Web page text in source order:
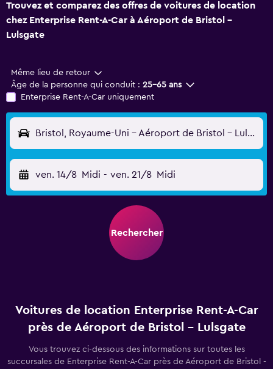
Trouvez et comparez des offres de voitures de location
chez Enterprise Rent-A-Car à Aéroport de Bristol -
Lulsgate
Même lieu de retour
Âge de la personne qui conduit : 25-65 ans
Enterprise Rent-A-Car uniquement
Bristol, Royaume-Uni - Aéroport de Bristol - Lulsgate (BRS)
ven. 14/8 Midi - ven. 21/8 Midi
Rechercher
Voitures de location Enterprise Rent-A-Car
près de Aéroport de Bristol - Lulsgate
Vous trouvez ci-dessous des informations sur toutes les
succursales de Enterprise Rent-A-Car près de Aéroport de Bristol -